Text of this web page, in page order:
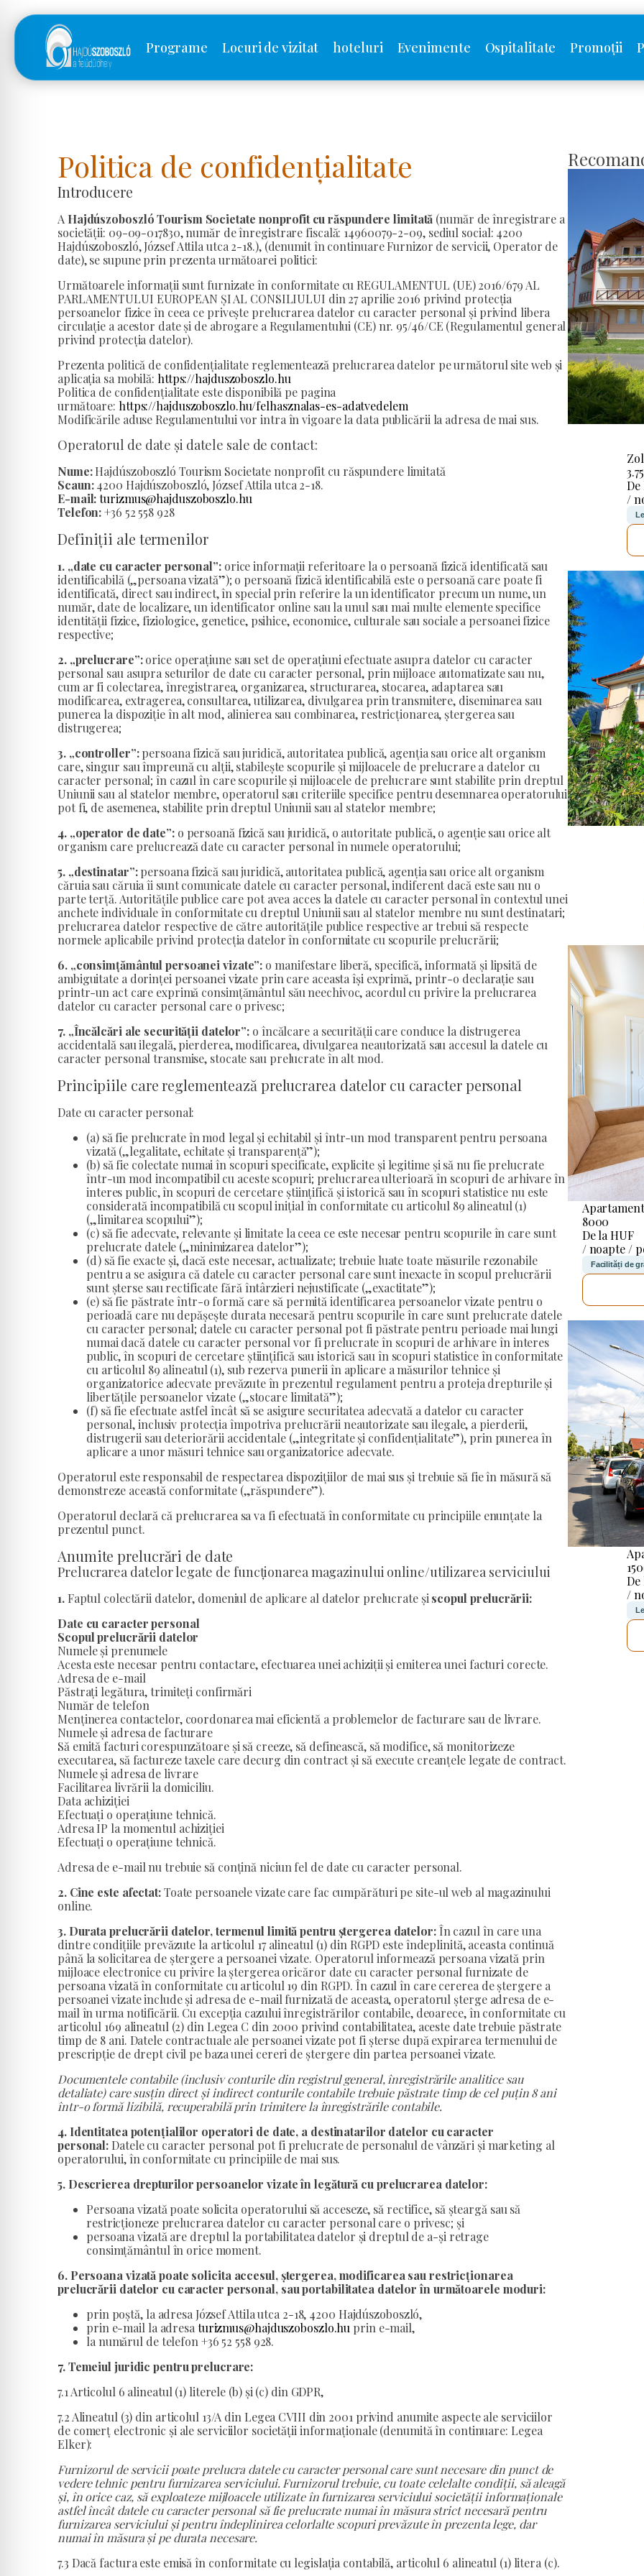
Programe Locuri de vizitat hoteluri Evenimente Ospitalitate Promoții
Politica de confidențialitate
Introducere
A Hajdúszoboszló Tourism Societate nonprofit cu răspundere limitată (număr de înregistrare a
societății: 09-09-017830, număr de înregistrare fiscală: 14960079-2-09, sediul social: 4200
Hajdúszoboszló, József Attila utca 2-18.), (denumit în continuare Furnizor de servicii, Operator de
date), se supune prin prezenta următoarei politici:
Următoarele informații sunt furnizate în conformitate cu REGULAMENTUL (UE) 2016/679 AL
PARLAMENTULUI EUROPEAN ȘI AL CONSILIULUI din 27 aprilie 2016 privind protecția
persoanelor fizice în ceea ce privește prelucrarea datelor cu caracter personal și privind libera
circulație a acestor date și de abrogare a Regulamentului (CE) nr. 95/46/CE (Regulamentul general
privind protecția datelor).
Prezenta politică de confidențialitate reglementează prelucrarea datelor pe următorul site web și
aplicația sa mobilă: https://hajduszoboszlo.hu
Politica de confidențialitate este disponibilă pe pagina
următoare: https://hajduszoboszlo.hu/felhasznalas-es-adatvedelem
Modificările aduse Regulamentului vor intra în vigoare la data publicării la adresa de mai sus.
Operatorul de date și datele sale de contact:
Nume:Hajdúszoboszló Tourism Societate nonprofit cu răspundere limitată
Scaun:4200 Hajdúszoboszló, József Attila utca 2-18.
E-mail: turizmus@hajduszoboszlo.hu
Telefon:+36 52 558 928
Definiții ale termenilor
1. „date cu caracter personal”:orice informații referitoare la o persoană fizică identificată sau
identificabilă („persoana vizată”); o persoană fizică identificabilă este o persoană care poate fi
identificată, direct sau indirect, în special prin referire la un identificator precum un nume, un
număr, date de localizare, un identificator online sau la unul sau mai multe elemente specifice
identității fizice, fiziologice, genetice, psihice, economice, culturale sau sociale a persoanei fizice
respective;
2. „prelucrare”:orice operațiune sau set de operațiuni efectuate asupra datelor cu caracter
personal sau asupra seturilor de date cu caracter personal, prin mijloace automatizate sau nu,
cum ar fi colectarea, înregistrarea, organizarea, structurarea, stocarea, adaptarea sau
modificarea, extragerea, consultarea, utilizarea, divulgarea prin transmitere, diseminarea sau
punerea la dispoziție în alt mod, alinierea sau combinarea, restricționarea, ștergerea sau
distrugerea;
3. „controller”:persoana fizică sau juridică, autoritatea publică, agenția sau orice alt organism
care, singur sau împreună cu alții, stabilește scopurile și mijloacele de prelucrare a datelor cu
caracter personal; în cazul în care scopurile și mijloacele de prelucrare sunt stabilite prin dreptul
Uniunii sau al statelor membre, operatorul sau criteriile specifice pentru desemnarea operatorului
pot fi, de asemenea, stabilite prin dreptul Uniunii sau al statelor membre;
4. „operator de date”:o persoană fizică sau juridică, o autoritate publică, o agenție sau orice alt
organism care prelucrează date cu caracter personal în numele operatorului;
5. „destinatar”:persoana fizică sau juridică, autoritatea publică, agenția sau orice alt organism
căruia sau căruia îi sunt comunicate datele cu caracter personal, indiferent dacă este sau nu o
parte terță. Autoritățile publice care pot avea acces la datele cu caracter personal în contextul unei
anchete individuale în conformitate cu dreptul Uniunii sau al statelor membre nu sunt destinatari;
prelucrarea datelor respective de către autoritățile publice respective ar trebui să respecte
normele aplicabile privind protecția datelor în conformitate cu scopurile prelucrării;
6. „consimțământul persoanei vizate”: o manifestare liberă, specifică, informată și lipsită de
ambiguitate a dorinței persoanei vizate prin care aceasta își exprimă, printr-o declarație sau
printr-un act care exprimă consimțământul său neechivoc, acordul cu privire la prelucrarea
datelor cu caracter personal care o privesc;
7. „Încălcări ale securității datelor”: o încălcare a securității care conduce la distrugerea
accidentală sau ilegală, pierderea, modificarea, divulgarea neautorizată sau accesul la datele cu
caracter personal transmise, stocate sau prelucrate în alt mod.
Principiile care reglementează prelucrarea datelor cu caracter personal
Date cu caracter personal:
(a) să fie prelucrate în mod legal și echitabil și într-un mod transparent pentru persoana
vizată („legalitate, echitate și transparență”);
(b) să fie colectate numai în scopuri specificate, explicite și legitime și să nu fie prelucrate
într-un mod incompatibil cu aceste scopuri; prelucrarea ulterioară în scopuri de arhivare în
interes public, în scopuri de cercetare științifică și istorică sau în scopuri statistice nu este
considerată incompatibilă cu scopul inițial în conformitate cu articolul 89 alineatul (1)
(„limitarea scopului”);
(c) să fie adecvate, relevante și limitate la ceea ce este necesar pentru scopurile în care sunt
prelucrate datele („minimizarea datelor”);
(d) să fie exacte și, dacă este necesar, actualizate; trebuie luate toate măsurile rezonabile
pentru a se asigura că datele cu caracter personal care sunt inexacte în scopul prelucrării
sunt șterse sau rectificate fără întârzieri nejustificate („exactitate”);
(e) să fie păstrate într-o formă care să permită identificarea persoanelor vizate pentru o
perioadă care nu depășește durata necesară pentru scopurile în care sunt prelucrate datele
cu caracter personal; datele cu caracter personal pot fi păstrate pentru perioade mai lungi
numai dacă datele cu caracter personal vor fi prelucrate în scopuri de arhivare în interes
public, în scopuri de cercetare științifică sau istorică sau în scopuri statistice în conformitate
cu articolul 89 alineatul (1), sub rezerva punerii în aplicare a măsurilor tehnice și
organizatorice adecvate prevăzute în prezentul regulament pentru a proteja drepturile și
libertățile persoanelor vizate („stocare limitată”);
(f) să fie efectuate astfel încât să se asigure securitatea adecvată a datelor cu caracter
personal, inclusiv protecția împotriva prelucrării neautorizate sau ilegale, a pierderii,
distrugerii sau deteriorării accidentale („integritate și confidențialitate”), prin punerea în
aplicare a unor măsuri tehnice sau organizatorice adecvate.
Operatorul este responsabil de respectarea dispozițiilor de mai sus și trebuie să fie în măsură să
demonstreze această conformitate („răspundere”).
Operatorul declară că prelucrarea sa va fi efectuată în conformitate cu principiile enunțate la
prezentul punct.
Anumite prelucrări de date
Prelucrarea datelor legate de funcționarea magazinului online/utilizarea serviciului
1.Faptul colectării datelor, domeniul de aplicare al datelor prelucrate și scopul prelucrării:
Date cu caracter personal
Scopul prelucrării datelor
Numele și prenumele
Acesta este necesar pentru contactare, efectuarea unei achiziții și emiterea unei facturi corecte.
Adresa de e-mail
Păstrați legătura, trimiteți confirmări
Număr de telefon
Menținerea contactelor, coordonarea mai eficientă a problemelor de facturare sau de livrare.
Numele și adresa de facturare
Să emită facturi corespunzătoare și să creeze, să definească, să modifice, să monitorizeze
executarea, să factureze taxele care decurg din contract și să execute creanțele legate de contract.
Numele și adresa de livrare
Facilitarea livrării la domiciliu.
Data achiziției
Efectuați o operațiune tehnică.
Adresa IP la momentul achiziției
Efectuați o operațiune tehnică.
Adresa de e-mail nu trebuie să conțină niciun fel de date cu caracter personal.
2. Cine este afectat:Toate persoanele vizate care fac cumpărături pe site-ul web al magazinului
online.
3. Durata prelucrării datelor, termenul limită pentru ștergerea datelor:În cazul în care una
dintre condițiile prevăzute la articolul 17 alineatul (1) din RGPD este îndeplinită, aceasta continuă
până la solicitarea de ștergere a persoanei vizate. Operatorul informează persoana vizată prin
mijloace electronice cu privire la ștergerea oricăror date cu caracter personal furnizate de
persoana vizată în conformitate cu articolul 19 din RGPD. În cazul în care cererea de ștergere a
persoanei vizate include și adresa de e-mail furnizată de aceasta, operatorul șterge adresa de e-
mail în urma notificării. Cu excepția cazului înregistrărilor contabile, deoarece, în conformitate cu
articolul 169 alineatul (2) din Legea C din 2000 privind contabilitatea, aceste date trebuie păstrate
timp de 8 ani. Datele contractuale ale persoanei vizate pot fi șterse după expirarea termenului de
prescripție de drept civil pe baza unei cereri de ștergere din partea persoanei vizate.
Documentele contabile (inclusiv conturile din registrul general, înregistrările analitice sau
detaliate) care susțin direct și indirect conturile contabile trebuie păstrate timp de cel puțin 8 ani
într-o formă lizibilă, recuperabilă prin trimitere la înregistrările contabile.
4. Identitatea potențialilor operatori de date, a destinatarilor datelor cu caracter
personal: Datele cu caracter personal pot fi prelucrate de personalul de vânzări și marketing al
operatorului, în conformitate cu principiile de mai sus.
5. Descrierea drepturilor persoanelor vizate în legătură cu prelucrarea datelor:
Persoana vizată poate solicita operatorului să acceseze, să rectifice, să șteargă sau să
restricționeze prelucrarea datelor cu caracter personal care o privesc; și
persoana vizată are dreptul la portabilitatea datelor și dreptul de a-și retrage
consimțământul în orice moment.
6. Persoana vizată poate solicita accesul, ștergerea, modificarea sau restricționarea
prelucrării datelor cu caracter personal, sau portabilitatea datelor în următoarele moduri:
prin poștă, la adresa József Attila utca 2-18, 4200 Hajdúszoboszló,
prin e-mail la adresa turizmus@hajduszoboszlo.hu prin e-mail,
la numărul de telefon +36 52 558 928.
7. Temeiul juridic pentru prelucrare:
7.1 Articolul 6 alineatul (1) literele (b) și (c) din GDPR,
7.2 Alineatul (3) din articolul 13/A din Legea CVIII din 2001 privind anumite aspecte ale serviciilor
de comerț electronic și ale serviciilor societății informaționale (denumită în continuare: Legea
Elker):
Furnizorul de servicii poate prelucra datele cu caracter personal care sunt necesare din punct de
vedere tehnic pentru furnizarea serviciului. Furnizorul trebuie, cu toate celelalte condiții, să aleagă
și, în orice caz, să exploateze mijloacele utilizate în furnizarea serviciului societății informaționale
astfel încât datele cu caracter personal să fie prelucrate numai în măsura strict necesară pentru
furnizarea serviciului și pentru îndeplinirea celorlalte scopuri prevăzute în prezenta lege, dar
numai în măsura și pe durata necesare.
7.3 Dacă factura este emisă în conformitate cu legislația contabilă, articolul 6 alineatul (1) litera (c).
De
/
8000
De la HUF
/ noapte /
Facilități de
De
/